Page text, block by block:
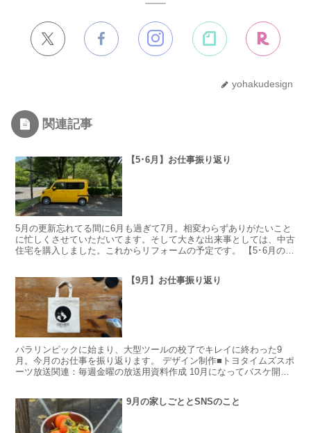
yohakudesign
関連記事
【5･6月】お仕事振り返り
5月の更新忘れてる間に6月も過ぎて7月。相変わらずありがたいこと
に忙しくさせていただいてます。そして大きな出来事としては、中古
住宅を購入しました。これからリフォームの予定です。 【5･6月の
【9月】お仕事振り返り
パラリンピックに始まり、大型ツールの校了でキレイに終わった9
月。今月のお仕事を振り返ります。 デザイン制作■トヨタイムズスポ
ーツ放送関連：毎週金曜の放送用資料作成 10月になってバスケ開幕
9月の家しごととSNSのこと